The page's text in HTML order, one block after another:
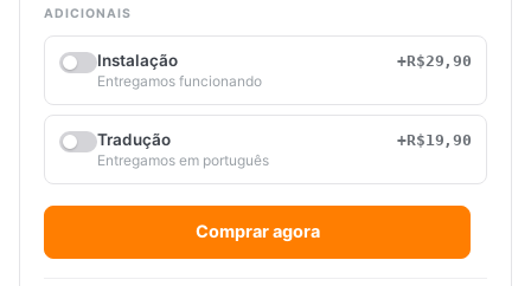
ADICIONAIS
Instalação
+R$29,90
Entregamos funcionando
Tradução
+R$19,90
Entregamos em português
Comprar agora